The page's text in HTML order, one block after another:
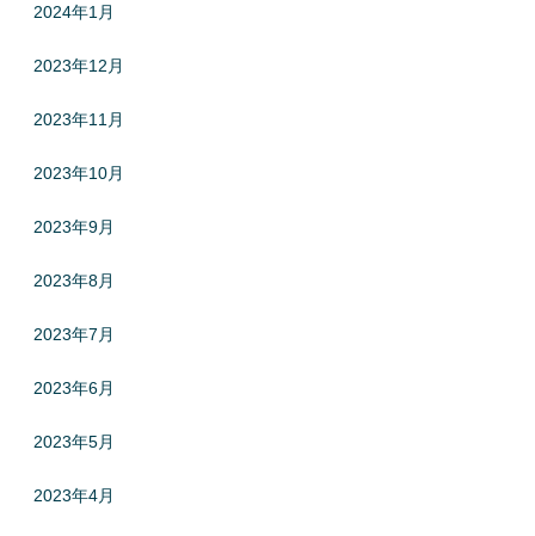
2024年1月
2023年12月
2023年11月
2023年10月
2023年9月
2023年8月
2023年7月
2023年6月
2023年5月
2023年4月